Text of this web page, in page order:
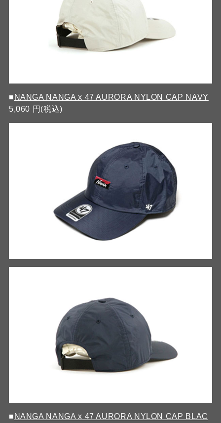
■ NANGA NANGA x 47 AURORA NYLON CAP NAVY
5,060 円(税込)
■ NANGA NANGA x 47 AURORA NYLON CAP BLAC